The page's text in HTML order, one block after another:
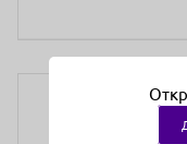
Врач-дерматолог,